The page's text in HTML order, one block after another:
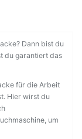
Dann bist du
du garantiert das
für die Arbeit
Hier wirst du
um